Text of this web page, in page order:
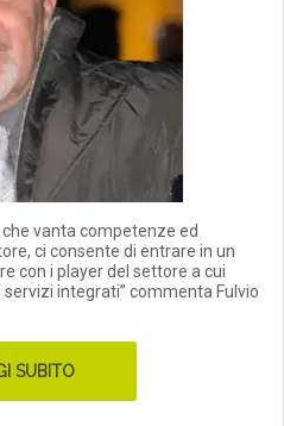
che vanta competenze ed
ci consente di entrare in un
con i player del settore a cui
integrati” commenta Fulvio
SUBITO